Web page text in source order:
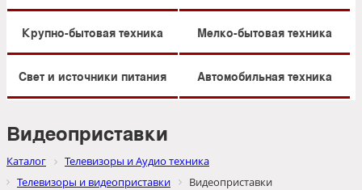
Крупно-бытовая техника Мелко-бытовая техника
Свет и источники питания Автомобильная техника
Видеоприставки
Каталог
Телевизоры и Аудио техника
Телевизоры и видеоприставки
Видеоприставки